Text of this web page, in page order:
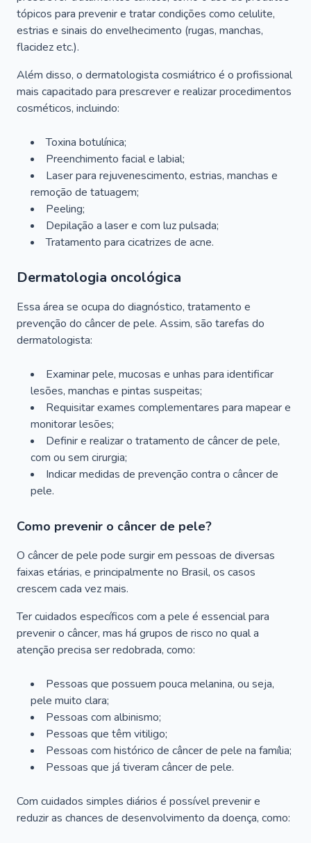
tópicos para prevenir e tratar condições como celulite,
estrias e sinais do envelhecimento (rugas, manchas,
flacidez etc.).
Além disso, o dermatologista cosmiátrico é o profissional
mais capacitado para prescrever e realizar procedimentos
cosméticos, incluindo:
Toxina botulínica;
Preenchimento facial e labial;
Laser para rejuvenescimento, estrias, manchas e
remoção de tatuagem;
Peeling;
Depilação a laser e com luz pulsada;
Tratamento para cicatrizes de acne.
Dermatologia oncológica
Essa área se ocupa do diagnóstico, tratamento e
prevenção do câncer de pele. Assim, são tarefas do
dermatologista:
Examinar pele, mucosas e unhas para identificar
lesões, manchas e pintas suspeitas;
Requisitar exames complementares para mapear e
monitorar lesões;
Definir e realizar o tratamento de câncer de pele,
com ou sem cirurgia;
Indicar medidas de prevenção contra o câncer de
pele.
Como prevenir o câncer de pele?
O câncer de pele pode surgir em pessoas de diversas
faixas etárias, e principalmente no Brasil, os casos
crescem cada vez mais.
Ter cuidados específicos com a pele é essencial para
prevenir o câncer, mas há grupos de risco no qual a
atenção precisa ser redobrada, como:
Pessoas que possuem pouca melanina, ou seja,
pele muito clara;
Pessoas com albinismo;
Pessoas que têm vitiligo;
Pessoas com histórico de câncer de pele na família;
Pessoas que já tiveram câncer de pele.
Com cuidados simples diários é possível prevenir e
reduzir as chances de desenvolvimento da doença, como: